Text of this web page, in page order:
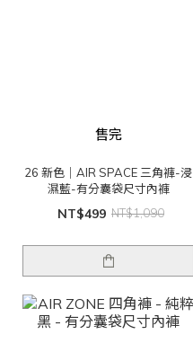
售完
26 新色｜AIR SPACE 三角褲-浸
濕藍-有分囊袋尺寸內褲
NT$499 NT$1,090